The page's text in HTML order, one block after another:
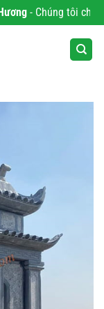
- Chúng tôi